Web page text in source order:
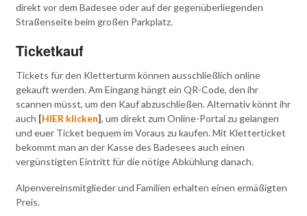
direkt vor dem Badesee oder auf der gegenüberliegenden
Straßenseite beim großen Parkplatz.
Ticketkauf
Tickets für den Kletterturm können ausschließlich online
gekauft werden. Am Eingang hängt ein QR-Code, den ihr
scannen müsst, um den Kauf abzuschließen. Alternativ könnt ihr
auch [HIER klicken], um direkt zum Online-Portal zu gelangen
und euer Ticket bequem im Voraus zu kaufen. Mit Kletterticket
bekommt man an der Kasse des Badesees auch einen
vergünstigten Eintritt für die nötige Abkühlung danach.
Alpenvereinsmitglieder und Familien erhalten einen ermäßigten
Preis.